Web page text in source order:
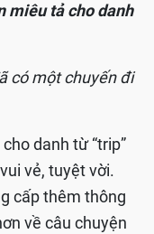
miêu tả cho danh
có một chuyến đi
danh từ “trip”
vẻ, tuyệt vời.
cấp thêm thông
về câu chuyện